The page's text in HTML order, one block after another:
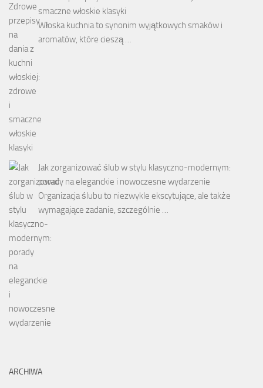
smaczne włoskie klasyki
Włoska kuchnia to synonim wyjątkowych smaków i
aromatów, które cieszą …
Jak zorganizować ślub w stylu klasyczno-modernym:
porady na eleganckie i nowoczesne wydarzenie
Organizacja ślubu to niezwykle ekscytujące, ale także
wymagające zadanie, szczególnie …
ARCHIWA